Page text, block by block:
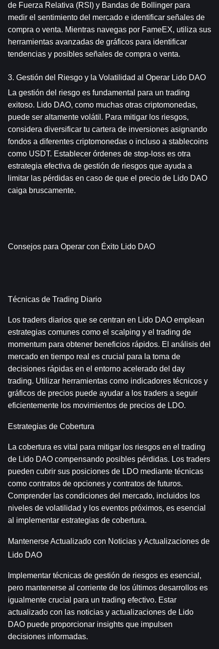
de Fuerza Relativa (RSI) y Bandas de Bollinger para
medir el sentimiento del mercado e identificar señales de
compra o venta. Mientras navegas por FameEX, utiliza sus
herramientas avanzadas de gráficos para identificar
tendencias y posibles señales de compra o venta.
3. Gestión del Riesgo y la Volatilidad al Operar Lido DAO
La gestión del riesgo es fundamental para un trading
exitoso. Lido DAO, como muchas otras criptomonedas,
puede ser altamente volátil. Para mitigar los riesgos,
considera diversificar tu cartera de inversiones asignando
fondos a diferentes criptomonedas o incluso a stablecoins
como USDT. Establecer órdenes de stop-loss es otra
estrategia efectiva de gestión de riesgos que ayuda a
limitar las pérdidas en caso de que el precio de Lido DAO
caiga bruscamente.
Consejos para Operar con Éxito Lido DAO
Técnicas de Trading Diario
Los traders diarios que se centran en Lido DAO emplean
estrategias comunes como el scalping y el trading de
momentum para obtener beneficios rápidos. El análisis del
mercado en tiempo real es crucial para la toma de
decisiones rápidas en el entorno acelerado del day
trading. Utilizar herramientas como indicadores técnicos y
gráficos de precios puede ayudar a los traders a seguir
eficientemente los movimientos de precios de LDO.
Estrategias de Cobertura
La cobertura es vital para mitigar los riesgos en el trading
de Lido DAO compensando posibles pérdidas. Los traders
pueden cubrir sus posiciones de LDO mediante técnicas
como contratos de opciones y contratos de futuros.
Comprender las condiciones del mercado, incluidos los
niveles de volatilidad y los eventos próximos, es esencial
al implementar estrategias de cobertura.
Mantenerse Actualizado con Noticias y Actualizaciones de
Lido DAO
Implementar técnicas de gestión de riesgos es esencial,
pero mantenerse al corriente de los últimos desarrollos es
igualmente crucial para un trading efectivo. Estar
actualizado con las noticias y actualizaciones de Lido
DAO puede proporcionar insights que impulsen
decisiones informadas.